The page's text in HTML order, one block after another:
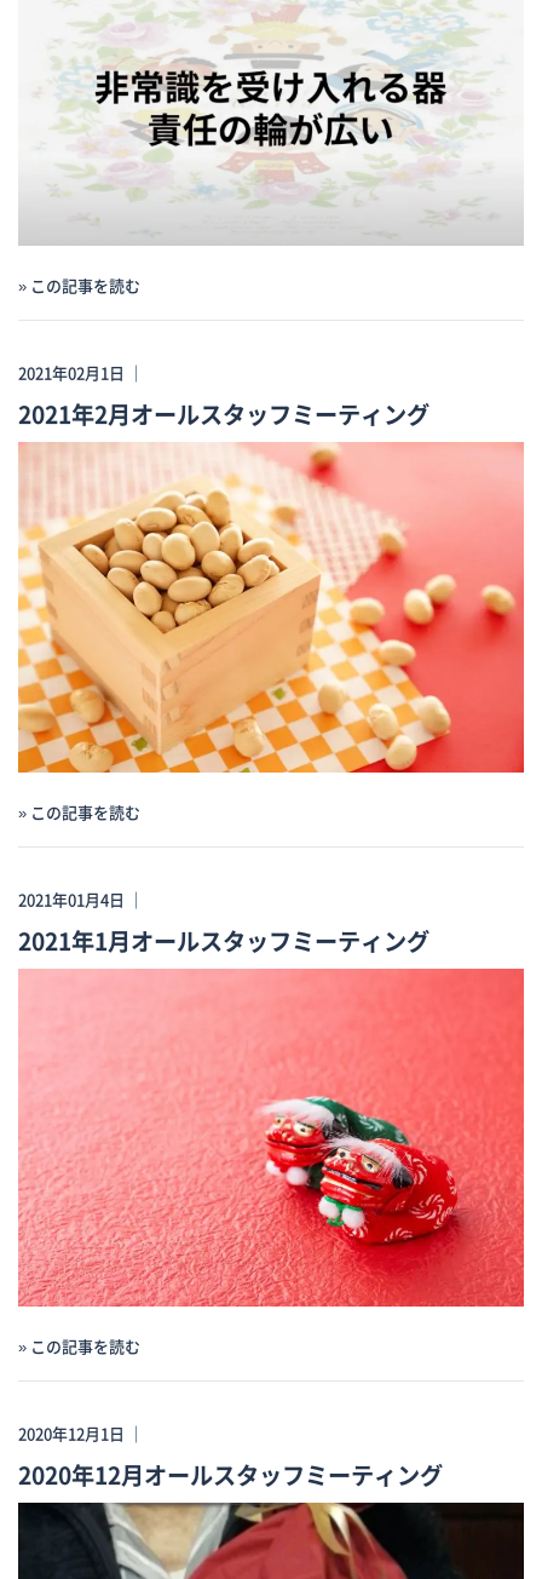
» この記事を読む
2021年02月1日 ｜
2021年2月オールスタッフミーティング
» この記事を読む
2021年01月4日 ｜
2021年1月オールスタッフミーティング
» この記事を読む
2020年12月1日 ｜
2020年12月オールスタッフミーティング